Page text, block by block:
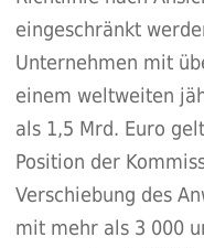
eingeschränkt
Unternehmen mit
einem weltweiten
als 1,5 Mrd. Euro
Position der
Verschiebung des
mit mehr als 3 000